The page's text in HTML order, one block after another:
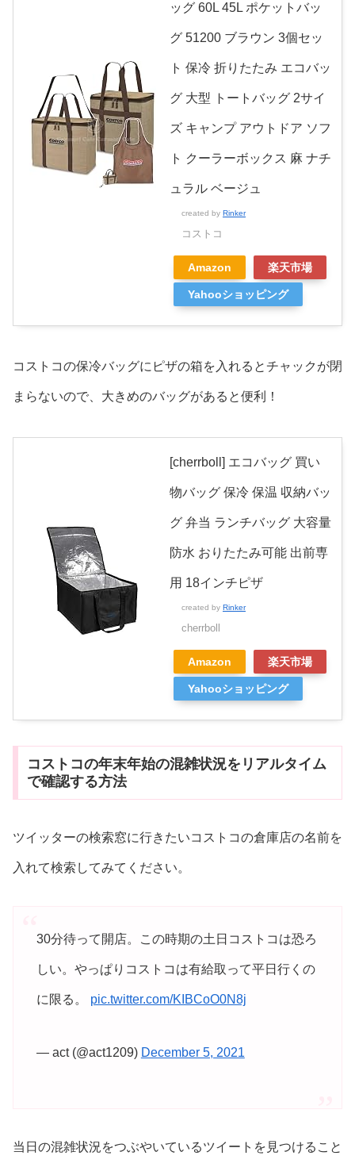
ッグ 60L 45L ポケットバッ
グ 51200 ブラウン 3個セッ
ト 保冷 折りたたみ エコバッ
グ 大型 トートバッグ 2サイ
ズ キャンプ アウトドア ソフ
ト クーラーボックス 麻 ナチ
ュラル ベージュ
created by Rinker
コストコ
Amazon 楽天市場
Yahooショッピング
コストコの保冷バッグにピザの箱を入れるとチャックが閉
まらないので、大きめのバッグがあると便利！
[cherrboll] エコバッグ 買い
物バッグ 保冷 保温 収納バッ
グ 弁当 ランチバッグ 大容量
防水 おりたたみ可能 出前専
用 18インチピザ
created by Rinker
cherrboll
Amazon 楽天市場
Yahooショッピング
コストコの年末年始の混雑状況をリアルタイム
で確認する方法
ツイッターの検索窓に行きたいコストコの倉庫店の名前を
入れて検索してみてください。
30分待って開店。この時期の土日コストコは恐ろ
しい。やっぱりコストコは有給取って平日行くの
に限る。 pic.twitter.com/KIBCoO0N8j
— act (@act1209) December 5, 2021
当日の混雑状況をつぶやいているツイートを見つけること